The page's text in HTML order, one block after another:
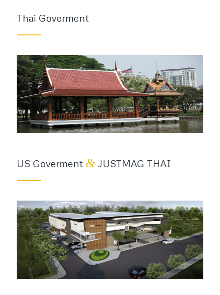
Thai Goverment
US Goverment &JUSTMAG THAI